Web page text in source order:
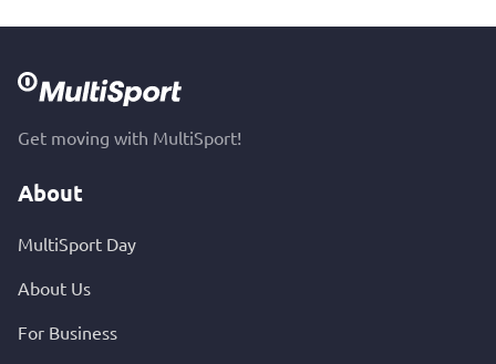
Get moving with MultiSport!
About
MultiSport Day
About Us
For Business